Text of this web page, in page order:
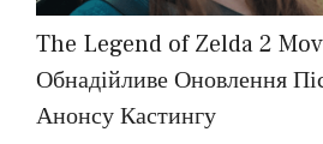
The Legend of Zelda 2
Обнадійливе Оновлення
Анонсу Кастингу